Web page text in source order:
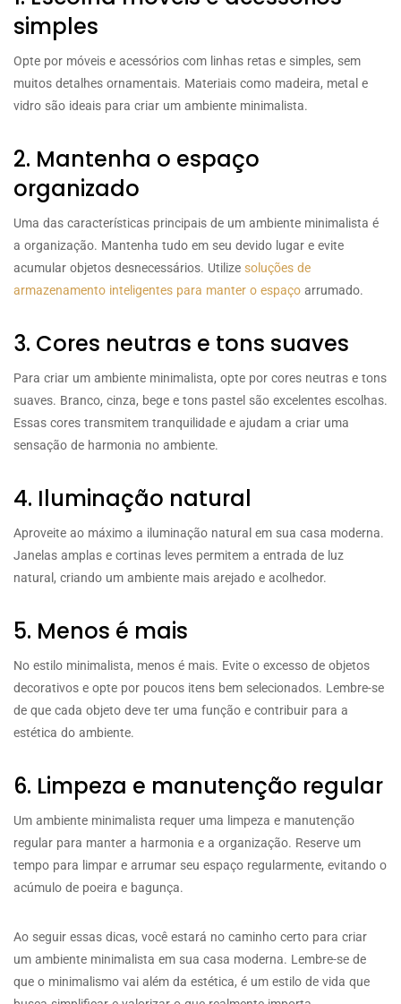
simples
Opte por móveis e acessórios com linhas retas e simples, sem
muitos detalhes ornamentais. Materiais como madeira, metal e
vidro são ideais para criar um ambiente minimalista.
2. Mantenha o espaço
organizado
Uma das características principais de um ambiente minimalista é
a organização. Mantenha tudo em seu devido lugar e evite
acumular objetos desnecessários. Utilize soluções de
armazenamento inteligentes para manter o espaço arrumado.
3. Cores neutras e tons suaves
Para criar um ambiente minimalista, opte por cores neutras e tons
suaves. Branco, cinza, bege e tons pastel são excelentes escolhas.
Essas cores transmitem tranquilidade e ajudam a criar uma
sensação de harmonia no ambiente.
4. Iluminação natural
Aproveite ao máximo a iluminação natural em sua casa moderna.
Janelas amplas e cortinas leves permitem a entrada de luz
natural, criando um ambiente mais arejado e acolhedor.
5. Menos é mais
No estilo minimalista, menos é mais. Evite o excesso de objetos
decorativos e opte por poucos itens bem selecionados. Lembre-se
de que cada objeto deve ter uma função e contribuir para a
estética do ambiente.
6. Limpeza e manutenção regular
Um ambiente minimalista requer uma limpeza e manutenção
regular para manter a harmonia e a organização. Reserve um
tempo para limpar e arrumar seu espaço regularmente, evitando o
acúmulo de poeira e bagunça.
Ao seguir essas dicas, você estará no caminho certo para criar
um ambiente minimalista em sua casa moderna. Lembre-se de
que o minimalismo vai além da estética, é um estilo de vida que